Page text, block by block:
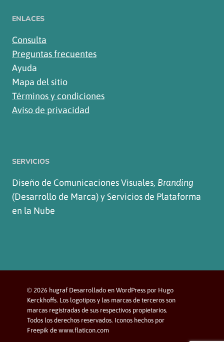
ENLACES
Consulta
Preguntas frecuentes
Ayuda
Mapa del sitio
Términos y condiciones
Aviso de privacidad
SERVICIOS
Diseño de Comunicaciones Visuales, Branding
(Desarrollo de Marca) y Servicios de Plataforma
en la Nube
© 2026 hugraf Desarrollado en WordPress por Hugo
Kerckhoffs. Los logotipos y las marcas de terceros son
marcas registradas de sus respectivos propietarios.
Todos los derechos reservados. Iconos hechos por
Freepik de www.flaticon.com